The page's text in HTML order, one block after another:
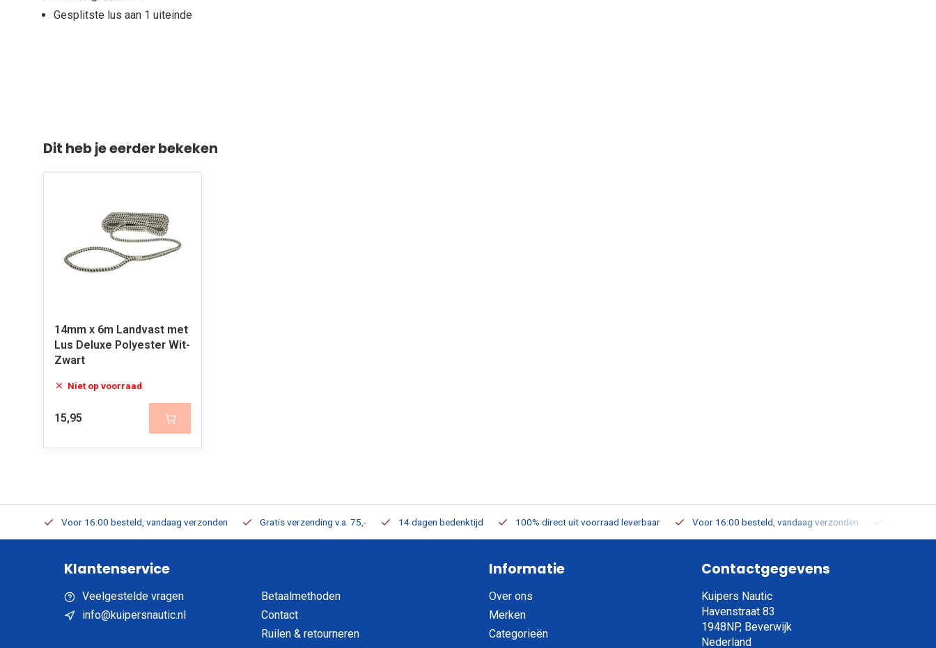
Gesplitste lus aan 1 uiteinde
Dit heb je eerder bekeken
14mm x 6m Landvast met
Lus Deluxe Polyester Wit-
Zwart
Niet op voorraad
15,95
Voor 16:00 besteld, vandaag verzonden Gratis verzending v.a. 75,- 14 dagen bedenktijd 100% direct uit voorraad leverbaar Voor 16:00 besteld, vandaag verzonden
Klantenservice
Veelgestelde vragen
info@kuipersnautic.nl
Betaalmethoden
Contact
Ruilen & retourneren
Informatie
Over ons
Merken
Categorieën
Contactgegevens
Kuipers Nautic
Havenstraat 83
1948NP, Beverwijk
Nederland